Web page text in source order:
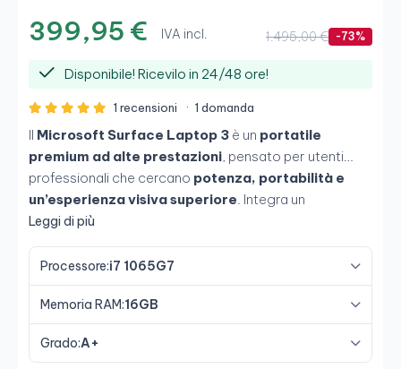
399,95 € IVA incl. 1.495,00 € -73%
Disponibile! Ricevilo in 24/48 ore!
1 recensioni · 1 domanda
Il Microsoft Surface Laptop 3 è un portatile
premium ad alte prestazioni, pensato per utenti
professionali che cercano potenza, portabilità e
un’esperienza visiva superiore. Integra un
processore Intel Core i7-1065G7
memoria RAMeSSD NVMe da 256 GB, offrendo
fluidità nel multitasking avanzato, nelle applicazioni
professionali e nella creazione di contenuti. Il suo
schermo touch PixelSense da 13,5" con
risoluzione 2K+e formato 3:2 offre un ambiente di
lavoro comodo e produttivo in un chassis elegante e
Leggi di più
Processore:i7 1065G7
Memoria RAM:16GB
Grado:A+